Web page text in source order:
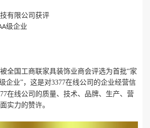
有限公司获评
级企业
全国工商联家具装饰业商会评选为首批“家
企业”，这是对3377在线公司的企业经营信
在线公司的质量、技术、品牌、生产、营
实力的赞许。